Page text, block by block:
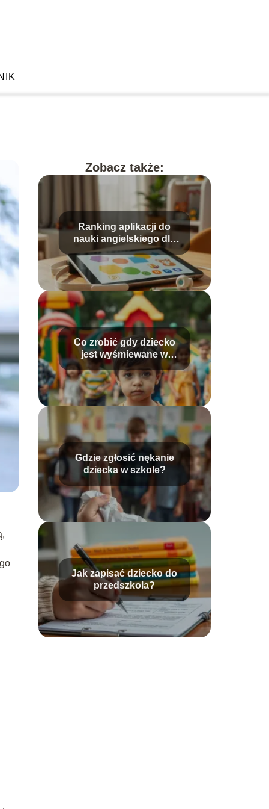
Zobacz także:
Ranking aplikacji do
nauki angielskiego dla
dzieci – które wybrać?
Co zrobić gdy dziecko
jest wyśmiewane w
szkole?
Gdzie zgłosić nękanie
dziecka w szkole?
Jak zapisać dziecko do
przedszkola?